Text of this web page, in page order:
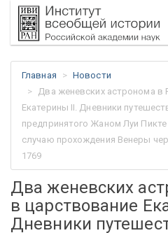
Главная
Новости
Два женевских астронома в
Екатерины II. Дневники
предпринятого Жаном Луи
случаю прохождения Венеры
1769
Два женевских
в царствование
Дневники